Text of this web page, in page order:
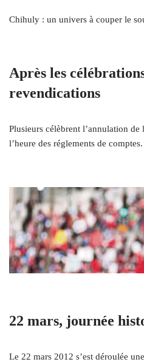
Chihuly : un univers à couper le
Après les
revendications
Plusieurs célèbrent l’annulation de
l’heure des réglements de comptes.
22 mars, journée
Le 22 mars 2012 s’est déroulée